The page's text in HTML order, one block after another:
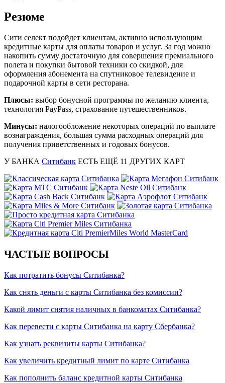
Резюме
Сити селект подойдет клиентам, активно использующим
кредитные карты для оплаты товаров и услуг. За год можно
накопить сумму достаточную для совершения премиального
полета и покупки бытовой техники со скидкой, для
оформления абонемента на спутниковое телевидение и
подарочной карты в сети ресторана.
Плюсы: выбор бонусной программы по желанию клиента,
технология PayPass, страхование путешественников.
Минусы: налогообложение некоторых операций по выплате
вознаграждения, большая сумма расходных операций для
получения приветственных и годовых бонусов.
У БАНКА Ситибанк ЕСТЬ ЕЩЁ 11 ДРУГИХ КАРТ
ЧАСТЫЕ ВОПРОСЫ
Как потратить бонусы Ситибанка?
Как снять деньги с карты Ситибанка без комиссии?
Какой лимит снятия наличных в банкоматах Ситибанка?
Как перевести с карты Ситибанка на карту Сбербанка?
Как узнать реквизиты карты Ситибанка?
Как увеличить кредитный лимит по карте Ситибанка
Как пополнить баланс кредитной карты Ситибанка